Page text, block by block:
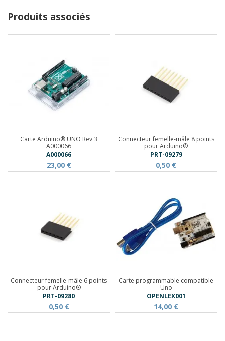
Produits associés
Carte Arduino® UNO Rev 3
A000066
A000066
23,00 €
Connecteur femelle-mâle 8 points
pour Arduino®
PRT-09279
0,50 €
Connecteur femelle-mâle 6 points
pour Arduino®
PRT-09280
0,50 €
Carte programmable compatible
Uno
OPENLEX001
14,00 €